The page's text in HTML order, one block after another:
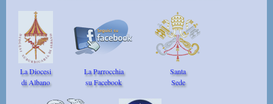
La Diocesi
di Albano
La Parrocchia
su Facebook
Santa
Sede